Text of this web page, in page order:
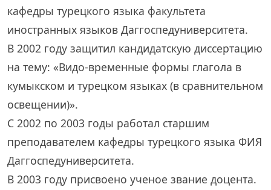
кафедры турецкого языка факультета
иностранных языков Даггоспедуниверситета.
В 2002 году защитил кандидатскую диссертацию
на тему: «Видо-временные формы глагола в
кумыкском и турецком языках (в сравнительном
освещении)».
С 2002 по 2003 годы работал старшим
преподавателем кафедры турецкого языка ФИЯ
Даггоспедуниверситета.
В 2003 году присвоено ученое звание доцента.